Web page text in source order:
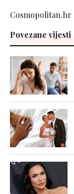
Cosmopolitan.hr
Povezane vijesti